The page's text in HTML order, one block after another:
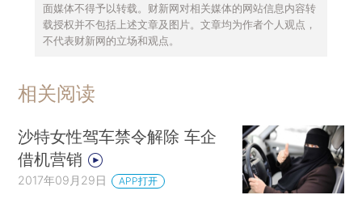
面媒体不得予以转载。财新网对相关媒体的网站信息内容转
载授权并不包括上述文章及图片。文章均为作者个人观点，
不代表财新网的立场和观点。
相关阅读
沙特女性驾车禁令解除 车企
借机营销
2017年09月29日 APP打开